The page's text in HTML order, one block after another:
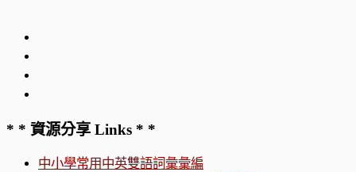
* * 資源分享 Links * *
中小學常用中英雙語詞彙彙編